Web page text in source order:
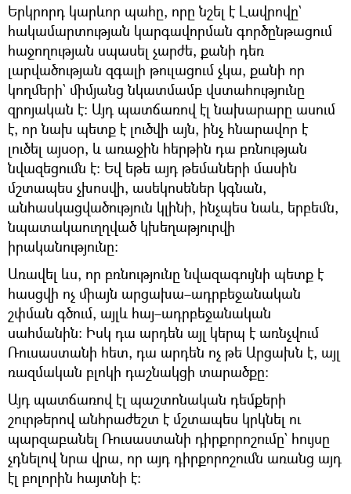
Երկրորդ կարևոր պահը, որը նշել է Լավրովը`
հակամարտության կարգավորման գործընթացում
հաջողության սպասել չարժե, քանի դեռ
լարվածության զգալի թուլացում չկա, քանի որ
կողմերի` միմյանց նկատմամբ վստահությունը
զրոյական է։ Այդ պատճառով էլ նախարարը ասում
է, որ նախ պետք է լուծվի այն, ինչ հնարավոր է
լուծել այսօր, և առաջին հերթին դա բռնության
նվազեցումն է։ Եվ եթե այդ թեմաների մասին
մշտապես չխոսվի, ասեկոսեներ կգնան,
անհասկացվածություն կլինի, ինչպես նաև, երբեմն,
նպատակաուղղված կխեղաթյուրվի
իրականությունը։
Առավել ևս, որ բռնությունը նվազագույնի պետք է
հասցվի ոչ միայն արցախա–ադրբեջանական
շփման գծում, այլև հայ–ադրբեջանական
սահմանին։ Իսկ դա արդեն այլ կերպ է առնչվում
Ռուսաստանի հետ, դա արդեն ոչ թե Արցախն է, այլ
ռազմական բլոկի դաշնակցի տարածքը։
Այդ պատճառով էլ պաշտոնական դեմքերի
շուրթերով անհրաժեշտ է մշտապես կրկնել ու
պարզաբանել Ռուսաստանի դիրքորոշումը` հույսը
չդնելով նրա վրա, որ այդ դիրքորոշումն առանց այդ
էլ բոլորին հայտնի է։